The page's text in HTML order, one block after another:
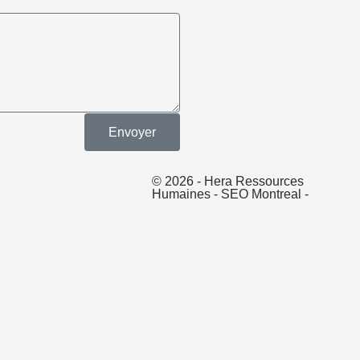
Envoyer
© 2026 - Hera Ressources
Humaines - SEO Montreal -